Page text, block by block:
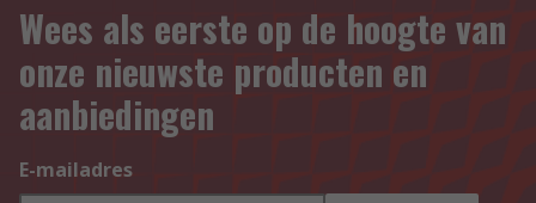
Wees als eerste op de hoogte van
onze nieuwste producten en
aanbiedingen
E-mailadres